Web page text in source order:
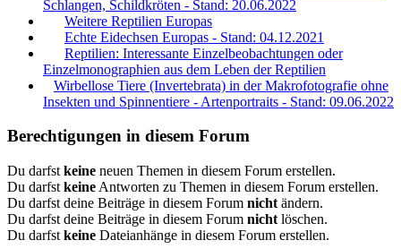
Schlangen, Schildkröten - Stand: 20.06.2022
Weitere Reptilien Europas
Echte Eidechsen Europas - Stand: 04.12.2021
Reptilien: Interessante Einzelbeobachtungen oder
Einzelmonographien aus dem Leben der Reptilien
Wirbellose Tiere (Invertebrata) in der Makrofotografie ohne
Insekten und Spinnentiere - Artenportraits - Stand: 09.06.2022
Berechtigungen in diesem Forum
Du darfst keine neuen Themen in diesem Forum erstellen.
Du darfst keine Antworten zu Themen in diesem Forum erstellen.
Du darfst deine Beiträge in diesem Forum nicht ändern.
Du darfst deine Beiträge in diesem Forum nicht löschen.
Du darfst keine Dateianhänge in diesem Forum erstellen.